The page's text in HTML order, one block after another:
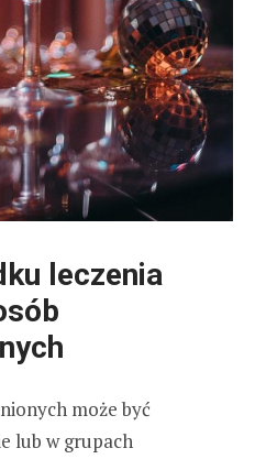
leczenia
może być
lub w grupach